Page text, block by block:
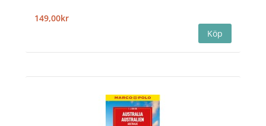
149,00kr